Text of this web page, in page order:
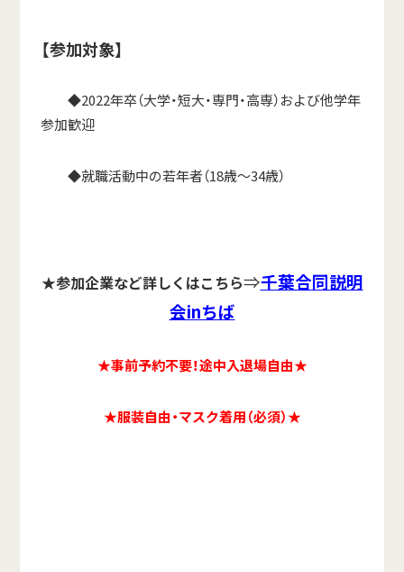
【参加対象】
◆2022年卒（大学・短大・専門・高専）および他学年
参加歓迎
◆就職活動中の若年者（18歳～34歳）
★参加企業など詳しくはこちら⇒千葉合同説明
会inちば
★事前予約不要！途中入退場自由★
★服装自由・マスク着用（必須）★